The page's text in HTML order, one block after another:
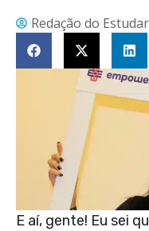
Redação do
E aí, gente! Eu sei